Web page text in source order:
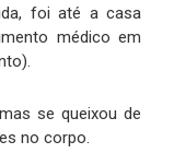
foi até a casa
médico em
se queixou de
no corpo.